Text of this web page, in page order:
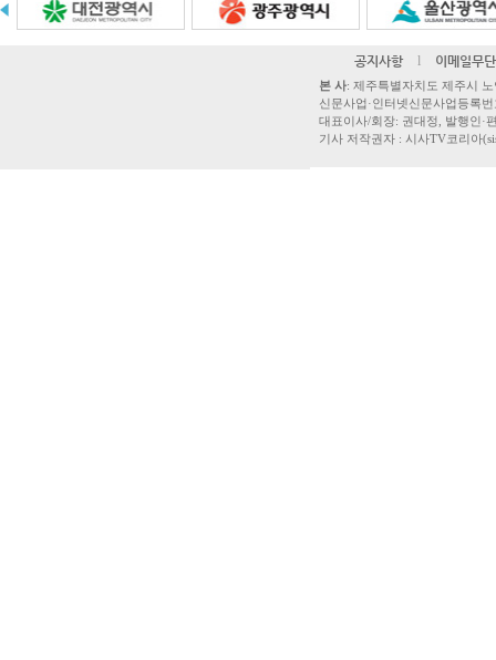
공지사항 l 이메일무
본 사: 제주특별자치도 제주시
신문사업·인터넷신문사업등록
대표이사/회장: 권대정, 발행인·
기사 저작권자 : 시사TV코리아